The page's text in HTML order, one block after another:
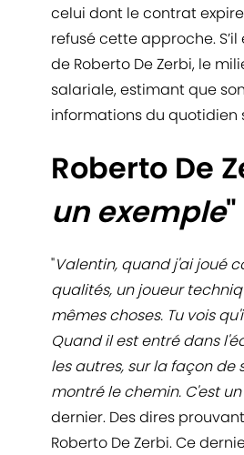
celui dont le contrat
refusé cette approche.
de Roberto De Zerbi, le
salariale, estimant que
informations du quotidien
Roberto De
un exemple"
"Valentin, quand j'ai joué
qualités, un joueur
mêmes choses. Tu vois
Quand il est entré dans
les autres, sur la façon de
montré le chemin. C'est
dernier. Des dires
Roberto De Zerbi. Ce